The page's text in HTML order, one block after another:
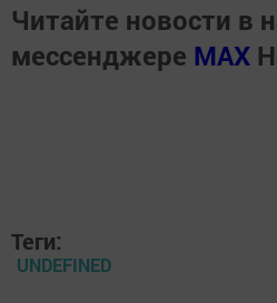
Читайте новости в
мессенджере MАХ
Теги:
UNDEFINED